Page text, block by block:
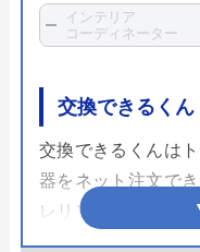
インテリア
コーディネーター
交換できるく
交換できるくんは
器をネット注文で
レリフォームに対
ームから写真を送